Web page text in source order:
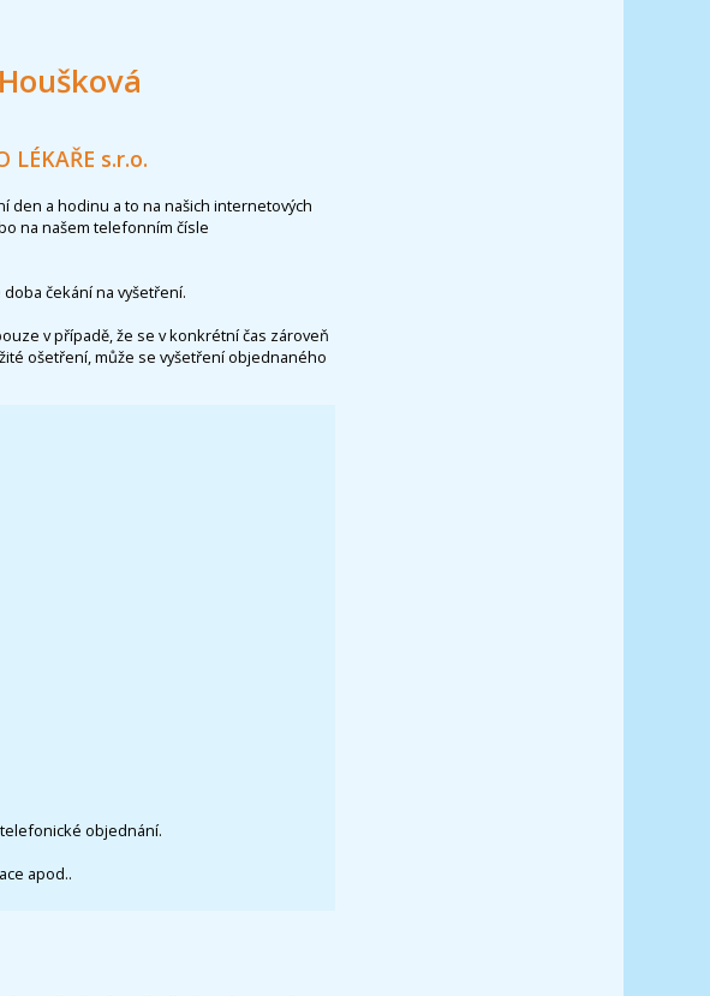
LÉKAŘE s.r.o.
den a hodinu a to na našich internetových
na našem telefonním čísle
čekání na vyšetření.
v případě, že se v konkrétní čas zároveň
ošetření, může se vyšetření objednaného
objednání.
apod..